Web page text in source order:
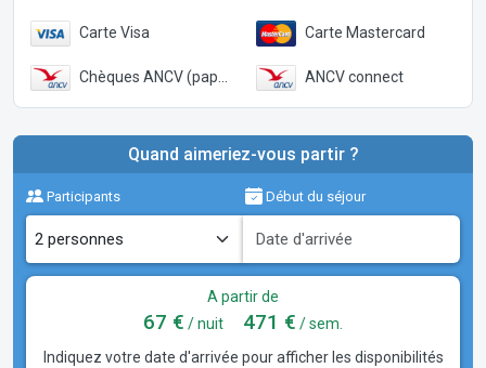
Carte Visa Carte Mastercard
Chèques ANCV (papier) ANCV connect
Quand aimeriez-vous partir ?
Participants Début du séjour
A partir de
67 € / nuit 471 € / sem.
Indiquez votre date d'arrivée pour afficher les disponibilités